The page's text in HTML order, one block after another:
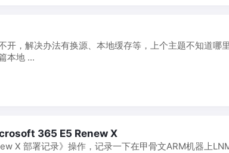
开，解决办法有换源、本地缓存等，上个主题不知道哪
本地 ...
365 E5 Renew X
X 部署记录》操作，记录一下在甲骨文ARM机器上